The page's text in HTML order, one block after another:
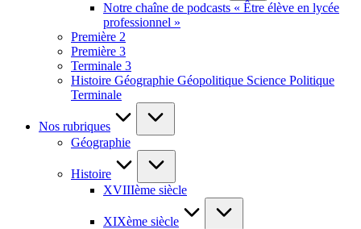
Notre chaîne de podcasts « Être élève en lycée
professionnel »
Première 2
Première 3
Terminale 3
Histoire Géographie Géopolitique Science Politique
Terminale
Nos rubriques
Géographie
Histoire
XVIIIème siècle
XIXème siècle